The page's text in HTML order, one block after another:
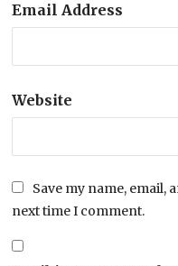
Email Address
Website
Save my name, email,
next time I comment.